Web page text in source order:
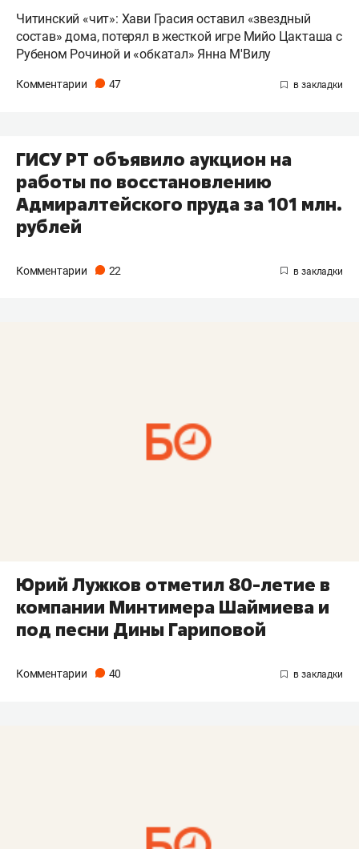
Читинский «чит»: Хави Грасия оставил «звездный
состав» дома, потерял в жесткой игре Мийо Цакташа с
Рубеном Рочиной и «обкатал» Янна М'Вилу
Комментарии 47
ГИСУ РТ объявило аукцион на
работы по восстановлению
Адмиралтейского пруда за 101 млн.
рублей
Комментарии 22
Юрий Лужков отметил 80-летие в
компании Минтимера Шаймиева и
под песни Дины Гариповой
Комментарии 40